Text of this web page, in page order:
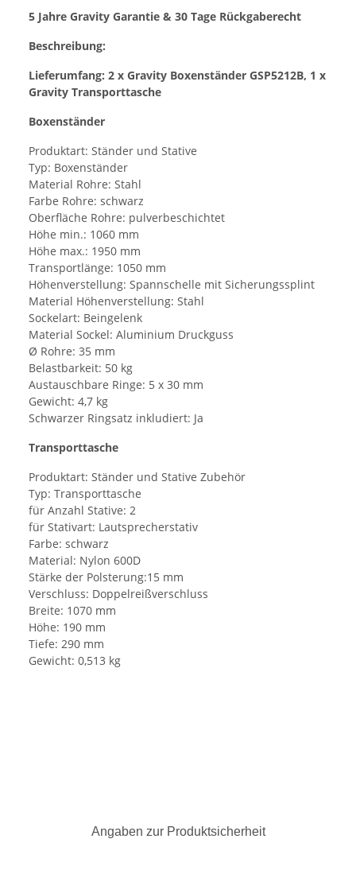
5 Jahre Gravity Garantie & 30 Tage Rückgaberecht
Beschreibung:
Lieferumfang: 2 x Gravity Boxenständer GSP5212B, 1 x
Gravity Transporttasche
Boxenständer
Produktart: Ständer und Stative
Typ: Boxenständer
Material Rohre: Stahl
Farbe Rohre: schwarz
Oberfläche Rohre: pulverbeschichtet
Höhe min.: 1060 mm
Höhe max.: 1950 mm
Transportlänge: 1050 mm
Höhenverstellung: Spannschelle mit Sicherungssplint
Material Höhenverstellung: Stahl
Sockelart: Beingelenk
Material Sockel: Aluminium Druckguss
Ø Rohre: 35 mm
Belastbarkeit: 50 kg
Austauschbare Ringe: 5 x 30 mm
Gewicht: 4,7 kg
Schwarzer Ringsatz inkludiert: Ja
Transporttasche
Produktart: Ständer und Stative Zubehör
Typ: Transporttasche
für Anzahl Stative: 2
für Stativart: Lautsprecherstativ
Farbe: schwarz
Material: Nylon 600D
Stärke der Polsterung:15 mm
Verschluss: Doppelreißverschluss
Breite: 1070 mm
Höhe: 190 mm
Tiefe: 290 mm
Gewicht: 0,513 kg
Angaben zur Produktsicherheit